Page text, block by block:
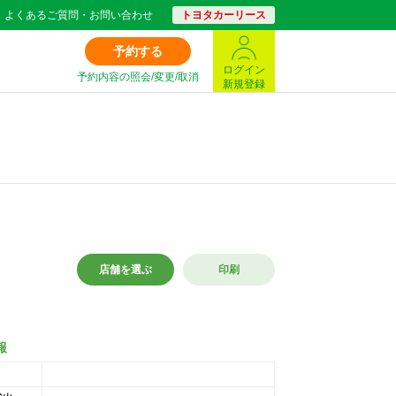
よくあるご質問・お問い合わせ トヨタカーリース
予約する
予約内容の照会/変更/取消
ログイン
新規登録
店舗を選ぶ 印刷